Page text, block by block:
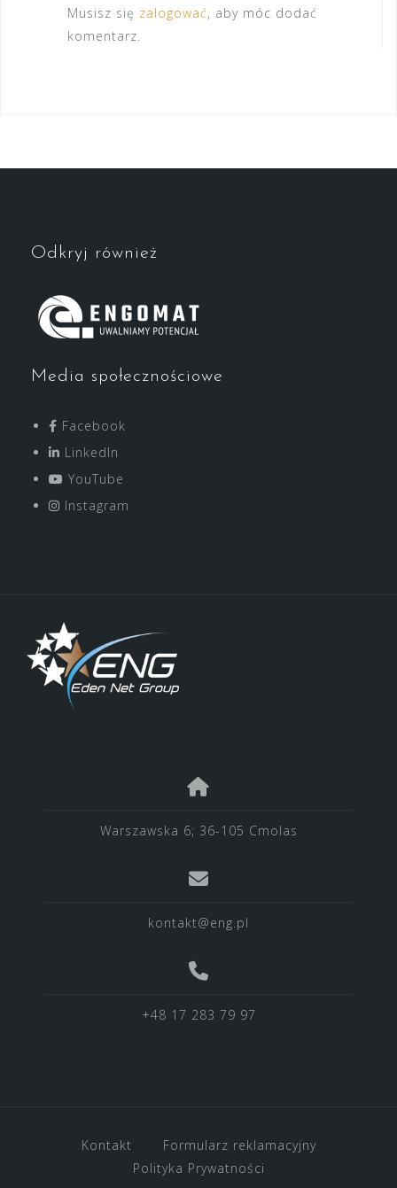
Musisz się zalogować, aby móc dodać
komentarz.
Odkryj również
Media społecznościowe
Facebook
LinkedIn
YouTube
Instagram
Warszawska 6; 36-105 Cmolas
kontakt@eng.pl
+48 17 283 79 97
Kontakt
Formularz reklamacyjny
Polityka Prywatności